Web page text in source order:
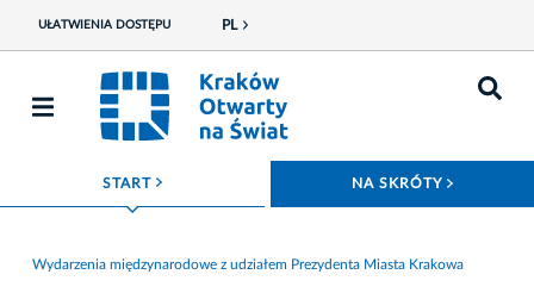
UŁATWIENIA DOSTĘPU PL
START ROZWIŃ MENU NA SKRÓTY
Wydarzenia międzynarodowe z udziałem Prezydenta Miasta Krakowa